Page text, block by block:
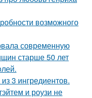
возможного
современную
старше 50 лет
3 ингредиентов.
и роузи не